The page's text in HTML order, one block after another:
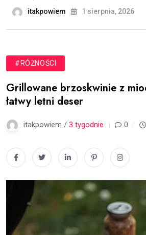
itakpowiem 1 sierpnia, 2026
#RÓŻNOŚCI
Grillowane brzoskwinie z
łatwy letni deser
itakpowiem / 3 tygodnie 0